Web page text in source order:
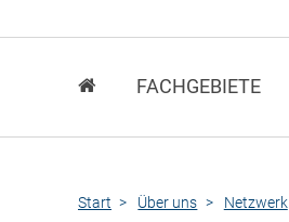
FACHGEBIETE
Start Über uns Netzwerk